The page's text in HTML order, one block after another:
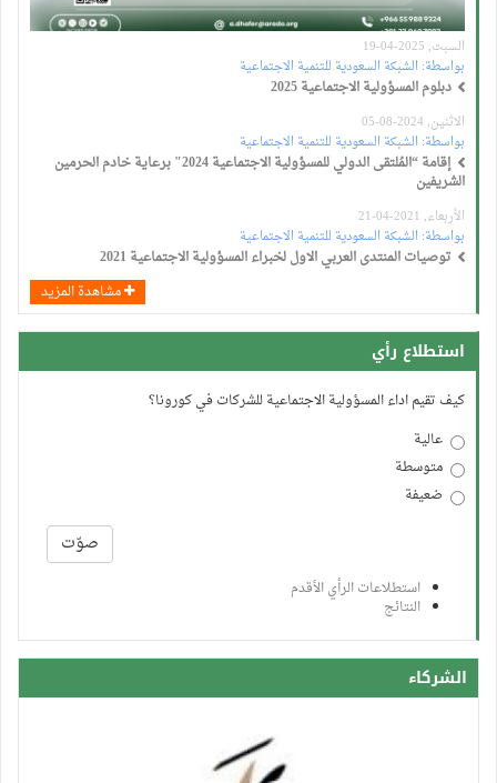
السبت, 2025-04-19
بواسطة:الشبكة السعودية للتنمية الاجتماعية
دبلوم المسؤولية الاجتماعية 2025
الاثنين, 2024-08-05
بواسطة:الشبكة السعودية للتنمية الاجتماعية
إقامة “المُلتقى الدولي للمسؤولية الاجتماعية 2024" برعاية خادم الحرمين
الشريفين
الأربعاء, 2021-04-21
بواسطة:الشبكة السعودية للتنمية الاجتماعية
توصيات المنتدى العربي الاول لخبراء المسؤولية الاجتماعية 2021
مشاهدة المزيد
استطلاع رأي
كيف تقيم اداء المسؤولية الاجتماعية للشركات في كورونا؟
عالية
متوسطة
ضعيفة
صوّت
استطلاعات الرأي الأقدم
النتائج
الشركاء